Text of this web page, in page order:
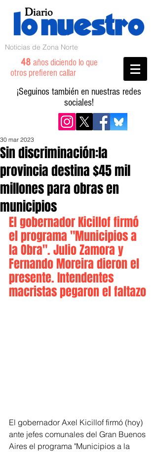
Noticias de Zona Norte
48 años diciendo lo que
otros prefieren callar
¡Seguinos también en nuestras redes
sociales!
Sin discriminación:la
provincia destina $45 mil
millones para obras en
municipios
30 mar 2023
El gobernador Kicillof firmó
el programa "Municipios a
la Obra". Julio Zamora y
Fernando Moreira dieron el
presente. Intendentes
macristas pegaron el faltazo
El gobernador Axel Kicillof firmó (hoy)
ante jefes comunales del Gran Buenos
Aires el programa "Municipios a la